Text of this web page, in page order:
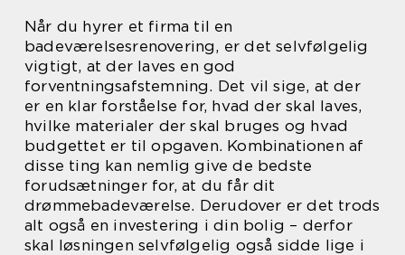
Når du hyrer et firma til en
badeværelsesrenovering, er det selvfølgelig
vigtigt, at der laves en god
forventningsafstemning. Det vil sige, at der
er en klar forståelse for, hvad der skal laves,
hvilke materialer der skal bruges og hvad
budgettet er til opgaven. Kombinationen af
disse ting kan nemlig give de bedste
forudsætninger for, at du får dit
drømmebadeværelse. Derudover er det trods
alt også en investering i din bolig – derfor
skal løsningen selvfølgelig også sidde lige i